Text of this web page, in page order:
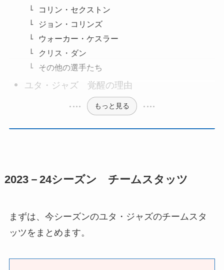
コリン・セクストン
ジョン・コリンズ
ウォーカー・ケスラー
クリス・ダン
その他の選手たち
ユタ・ジャズ 覚醒の理由
もっと見る
2023－24シーズン チームスタッツ
まずは、今シーズンのユタ・ジャズのチームスタ
ッツをまとめます。